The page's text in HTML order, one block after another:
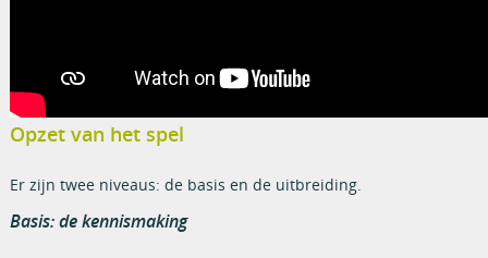
Opzet van het spel
Er zijn twee niveaus: de basis en de uitbreiding.
Basis: de kennismaking